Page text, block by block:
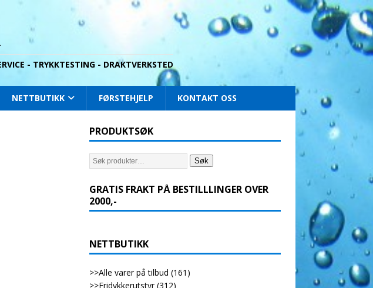
- TRYKKTESTING - DRAKTVERKSTED
NETTBUTIKK FØRSTEHJELP KONTAKT OSS
PRODUKTSØK
Søk
GRATIS FRAKT PÅ BESTILLLINGER OVER
2000,-
NETTBUTIKK
>>Alle varer på tilbud (161)
>>Fridykkerutstyr (312)